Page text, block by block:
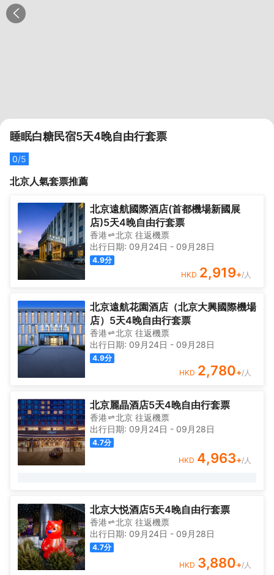
睡眠白糖民宿5天4晚自由行套票
0/5
北京人氣套票推薦
北京遠航國際酒店(首都機場新國展
店)5天4晚自由行套票
香港 北京 往返機票
出行日期: 09月24日 - 09月28日
4.9分
HKD 2,919+/人
北京遠航花園酒店（北京大興國際機場
店）5天4晚自由行套票
香港 北京 往返機票
出行日期: 09月24日 - 09月28日
4.9分
HKD 2,780+/人
北京麗晶酒店5天4晚自由行套票
香港 北京 往返機票
出行日期: 09月24日 - 09月28日
4.7分
HKD 4,963+/人
北京大悦酒店5天4晚自由行套票
香港 北京 往返機票
出行日期: 09月24日 - 09月28日
4.7分
HKD 3,880+/人